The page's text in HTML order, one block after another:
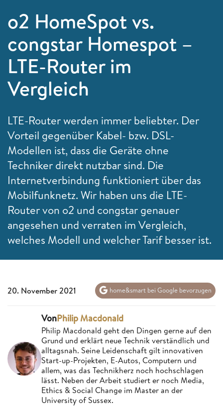
o2 HomeSpot vs.
congstar Homespot –
LTE-Router im
Vergleich
LTE-Router werden immer beliebter. Der
Vorteil gegenüber Kabel- bzw. DSL-
Modellen ist, dass die Geräte ohne
Techniker direkt nutzbar sind. Die
Internetverbindung funktioniert über das
Mobilfunknetz. Wir haben uns die LTE-
Router von o2 und congstar genauer
angesehen und verraten im Vergleich,
welches Modell und welcher Tarif besser ist.
20. November 2021 home&smart bei Google bevorzugen
VonPhilip Macdonald
Philip Macdonald geht den Dingen gerne auf den
Grund und erklärt neue Technik verständlich und
alltagsnah. Seine Leidenschaft gilt innovativen
Start-up-Projekten, E-Autos, Computern und
allem, was das Technikherz noch hochschlagen
lässt. Neben der Arbeit studiert er noch Media,
Ethics & Social Change im Master an der
University of Sussex.